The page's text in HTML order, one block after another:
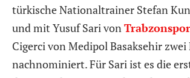
türkische Nationaltrainer Stefan
und mit Yusuf Sari von Trabzonspor
Cigerci von Medipol Basaksehir
nachnominiert. Für Sari ist es die